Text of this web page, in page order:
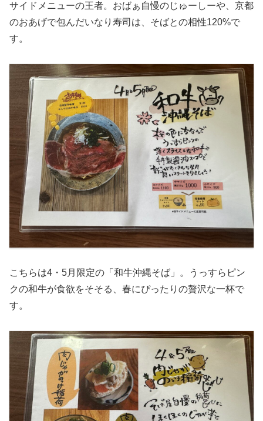
サイドメニューの王者。おばぁ自慢のじゅーしーや、京都
のおあげで包んだいなり寿司は、そばとの相性120%で
す。
こちらは4・5月限定の「和牛沖縄そば」。うっすらピン
クの和牛が食欲をそそる、春にぴったりの贅沢な一杯で
す。